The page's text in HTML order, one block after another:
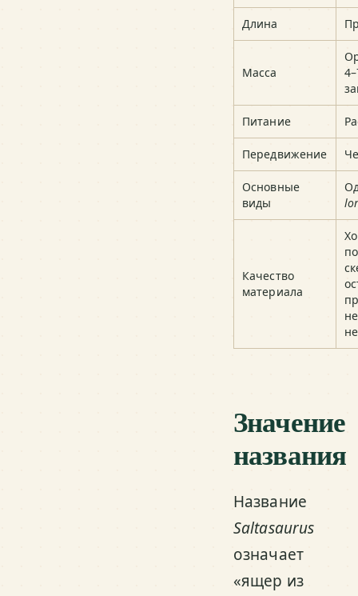
Длина
Масса
Питание
Передвижение
Основные
виды
Качество
материала
Значение
названия
Название
Saltasaurus
означает
«ящер из